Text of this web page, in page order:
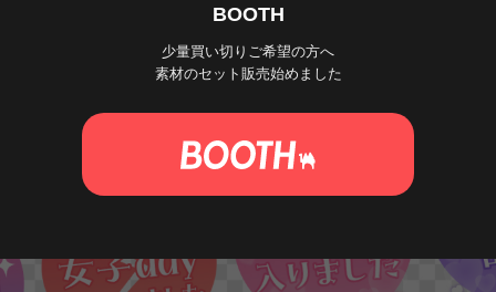
BOOTH
少量買い切りご希望の方へ
素材のセット販売始めました